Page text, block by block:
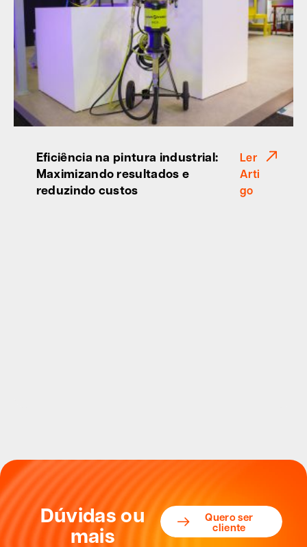
Eficiência na pintura industrial:
Maximizando resultados e
reduzindo custos
Ler
Arti
go
Dúvidas ou
mais
Quero ser
cliente